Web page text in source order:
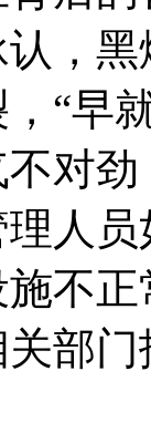
，
“早
对
人
不
部